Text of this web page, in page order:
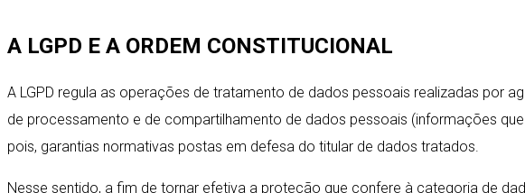
A LGPD E A ORDEM CONSTITUCIONAL
A LGPD regula as operações de tratamento de dados pessoais realizadas por
de processamento e de compartilhamento de dados pessoais (informações
pois, garantias normativas postas em defesa do titular de dados tratados.
Nesse sentido, a fim de tornar efetiva a proteção que confere à categoria de